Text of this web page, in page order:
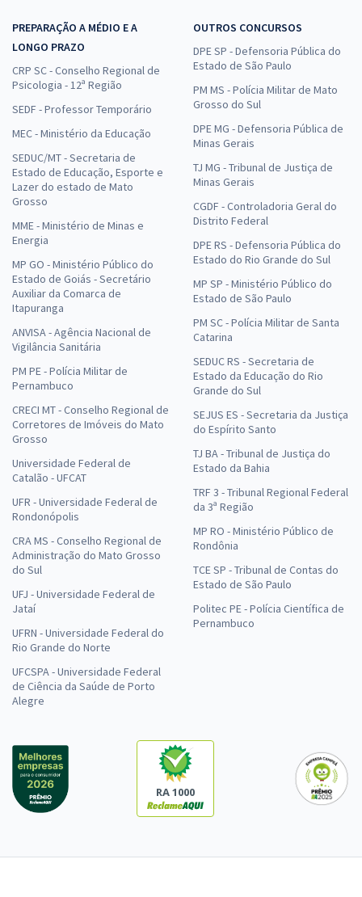
PREPARAÇÃO A MÉDIO E A
LONGO PRAZO
CRP SC - Conselho Regional de
Psicologia - 12ª Região
SEDF - Professor Temporário
MEC - Ministério da Educação
SEDUC/MT - Secretaria de
Estado de Educação, Esporte e
Lazer do estado de Mato
Grosso
MME - Ministério de Minas e
Energia
MP GO - Ministério Público do
Estado de Goiás - Secretário
Auxiliar da Comarca de
Itapuranga
ANVISA - Agência Nacional de
Vigilância Sanitária
PM PE - Polícia Militar de
Pernambuco
CRECI MT - Conselho Regional de
Corretores de Imóveis do Mato
Grosso
Universidade Federal de
Catalão - UFCAT
UFR - Universidade Federal de
Rondonópolis
CRA MS - Conselho Regional de
Administração do Mato Grosso
do Sul
UFJ - Universidade Federal de
Jataí
UFRN - Universidade Federal do
Rio Grande do Norte
UFCSPA - Universidade Federal
de Ciência da Saúde de Porto
Alegre
OUTROS CONCURSOS
DPE SP - Defensoria Pública do
Estado de São Paulo
PM MS - Polícia Militar de Mato
Grosso do Sul
DPE MG - Defensoria Pública de
Minas Gerais
TJ MG - Tribunal de Justiça de
Minas Gerais
CGDF - Controladoria Geral do
Distrito Federal
DPE RS - Defensoria Pública do
Estado do Rio Grande do Sul
MP SP - Ministério Público do
Estado de São Paulo
PM SC - Polícia Militar de Santa
Catarina
SEDUC RS - Secretaria de
Estado da Educação do Rio
Grande do Sul
SEJUS ES - Secretaria da Justiça
do Espírito Santo
TJ BA - Tribunal de Justiça do
Estado da Bahia
TRF 3 - Tribunal Regional Federal
da 3ª Região
MP RO - Ministério Público de
Rondônia
TCE SP - Tribunal de Contas do
Estado de São Paulo
Politec PE - Polícia Científica de
Pernambuco
RA 1000